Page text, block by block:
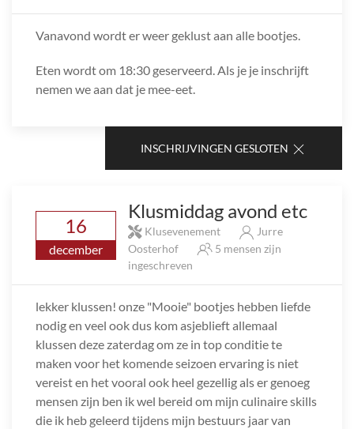
Vanavond wordt er weer geklust aan alle bootjes.
Eten wordt om 18:30 geserveerd. Als je je inschrijft
nemen we aan dat je mee-eet.
INSCHRIJVINGEN GESLOTEN
16
december
Klusmiddag avond etc
Klusevenement
Jurre
Oosterhof
5 mensen zijn
ingeschreven
lekker klussen! onze "Mooie" bootjes hebben liefde
nodig en veel ook dus kom asjeblieft allemaal
klussen deze zaterdag om ze in top conditie te
maken voor het komende seizoen ervaring is niet
vereist en het vooral ook heel gezellig als er genoeg
mensen zijn ben ik wel bereid om mijn culinaire skills
die ik heb geleerd tijdens mijn bestuurs jaar van